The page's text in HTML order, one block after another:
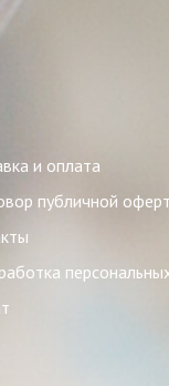
и оплата
публичной